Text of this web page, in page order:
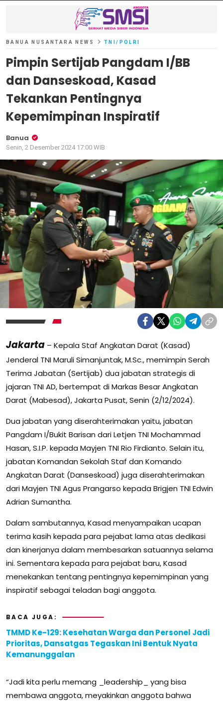
BANUA NUSANTARA NEWS TNI/POLRI
Pimpin Sertijab Pangdam I/BB
dan Danseskoad, Kasad
Tekankan Pentingnya
Kepemimpinan Inspiratif
Banua
Senin, 2 Desember 2024 17:00 WIB
Jakarta – Kepala Staf Angkatan Darat (Kasad)
Jenderal TNI Maruli Simanjuntak, M.Sc., memimpin Serah
Terima Jabatan (Sertijab) dua jabatan strategis di
jajaran TNI AD, bertempat di Markas Besar Angkatan
Darat (Mabesad), Jakarta Pusat, Senin (2/12/2024).
Dua jabatan yang diserahterimakan yaitu, jabatan
Pangdam I/Bukit Barisan dari Letjen TNI Mochammad
Hasan, S.I.P. kepada Mayjen TNI Rio Firdianto. Selain itu,
jabatan Komandan Sekolah Staf dan Komando
Angkatan Darat (Danseskoad) juga diserahterimakan
dari Mayjen TNI Agus Prangarso kepada Brigjen TNI Edwin
Adrian Sumantha.
Dalam sambutannya, Kasad menyampaikan ucapan
terima kasih kepada para pejabat lama atas dedikasi
dan kinerjanya dalam membesarkan satuannya selama
ini. Sementara kepada para pejabat baru, Kasad
menekankan tentang pentingnya kepemimpinan yang
inspiratif sebagai teladan bagi anggota.
BACA JUGA:
TMMD Ke-129: Kesehatan Warga dan Personel Jadi
Prioritas, Dansatgas Tegaskan Ini Bentuk Nyata
Kemanunggalan
“Jadi kita perlu memang _leadership_ yang bisa
membawa anggota, meyakinkan anggota bahwa